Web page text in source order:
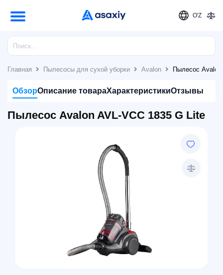
O'Z
Главная Пылесосы для сухой уборки Avalon Пылесос Avalon
ОбзорОписание товараХарактеристикиОтзывы
Пылесос Avalon AVL-VCC 1835 G Lite